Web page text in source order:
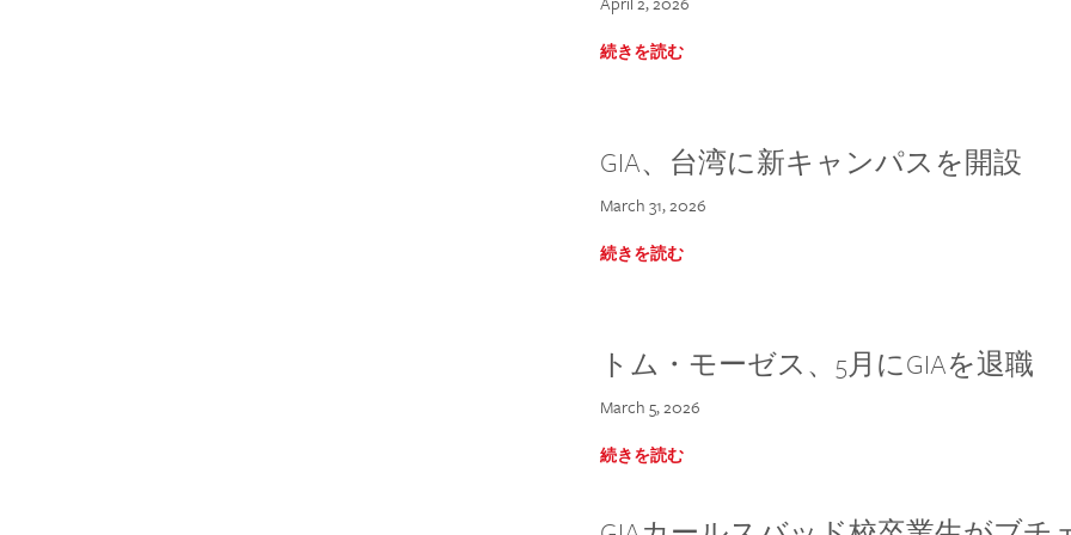
続きを読む
GIA、台湾に新キャンパスを開設
March 31, 2026
続きを読む
トム・モーゼス、5月にGIAを退職
March 5, 2026
続きを読む